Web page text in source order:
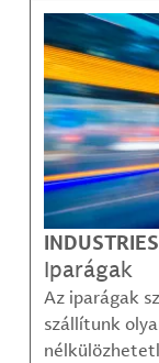
INDUSTRIES
Iparágak
Az iparágak
szállítunk